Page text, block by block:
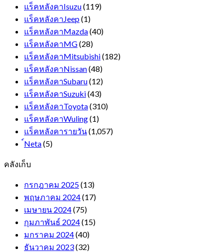
แร็คหลังคาIsuzu(119)
แร็คหลังคาJeep(1)
แร็คหลังคาMazda(40)
แร็คหลังคาMG(28)
แร็คหลังคาMitsubishi(182)
แร็คหลังคาNissan(48)
แร็คหลังคาSubaru(12)
แร็คหลังคาSuzuki(43)
แร็คหลังคาToyota(310)
แร็คหลังคาWuling(1)
แร็คหลังคารายวัน(1,057)
์Neta(5)
คลังเก็บ
กรกฎาคม 2025(13)
พฤษภาคม 2024(17)
เมษายน 2024(75)
กุมภาพันธ์ 2024(15)
มกราคม 2024(40)
ธันวาคม 2023(32)